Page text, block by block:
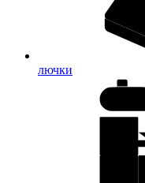
лючки